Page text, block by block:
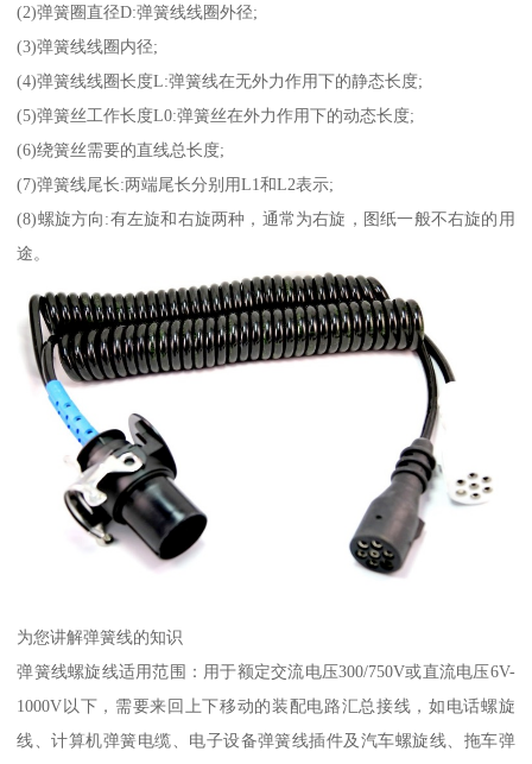
(2)弹簧圈直径D:弹簧线线圈外径;
(3)弹簧线线圈内径;
(4)弹簧线线圈长度L:弹簧线在无外力作用下的静态长度;
(5)弹簧丝工作长度L0:弹簧丝在外力作用下的动态长度;
(6)绕簧丝需要的直线总长度;
(7)弹簧线尾长:两端尾长分别用L1和L2表示;
(8)螺旋方向:有左旋和右旋两种，通常为右旋，图纸一般不右旋的用
途。
为您讲解弹簧线的知识
弹簧线螺旋线适用范围：用于额定交流电压300/750V或直流电压6V-
1000V以下，需要来回上下移动的装配电路汇总接线，如电话螺旋
线、计算机弹簧电缆、电子设备弹簧线插件及汽车螺旋线、拖车弹